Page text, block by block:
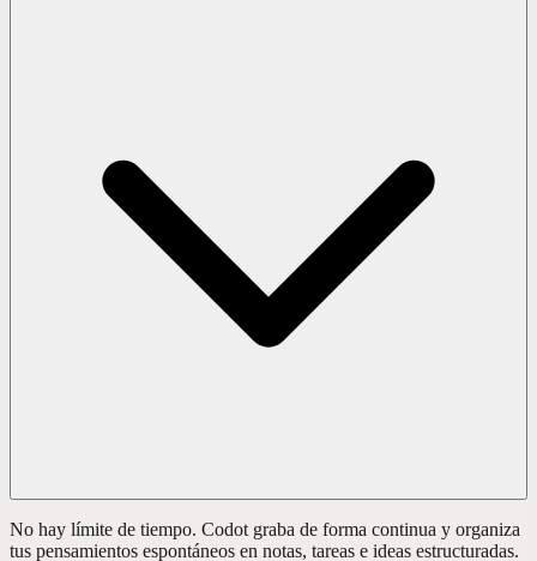
No hay límite de tiempo. Codot graba de forma continua y organiza
tus pensamientos espontáneos en notas, tareas e ideas estructuradas.